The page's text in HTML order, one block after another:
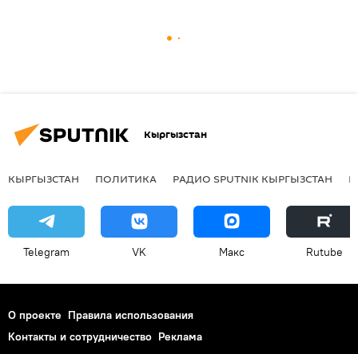
Кыргызстан
КЫРГЫЗСТАН ПОЛИТИКА РАДИО SPUTNIK КЫРГЫЗСТАН
Telegram VK Макс Rutube
О проекте Правила использования
Контакты и сотрудничество Реклама